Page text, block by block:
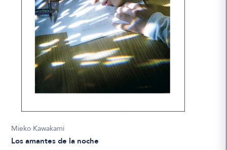
Mieko Kawakami
Los amantes de la noche